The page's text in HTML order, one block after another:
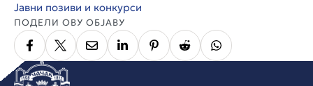
ПОДЕЛИ ОВУ ОБЈАВУ
Јавни позиви и конкурси